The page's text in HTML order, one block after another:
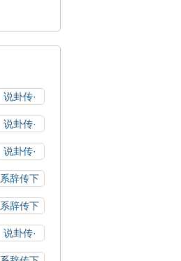
说卦传·
说卦传·
说卦传·
系辞传下
系辞传下
说卦传·